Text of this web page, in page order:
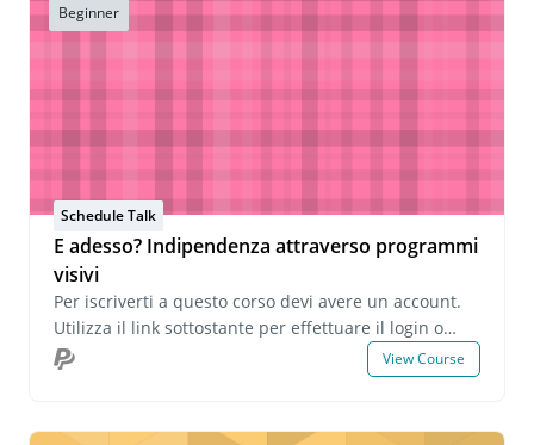
Beginner
Schedule Talk
E adesso? Indipendenza attraverso programmi
visivi
Per iscriverti a questo corso devi avere un account.
Utilizza il link sottostante per effettuare il login o
creare un account. Se hai domande su questo corso
o desideri informazioni sulle iscrizioni di gruppo,
onlinelearning@pecs.com.
View Course